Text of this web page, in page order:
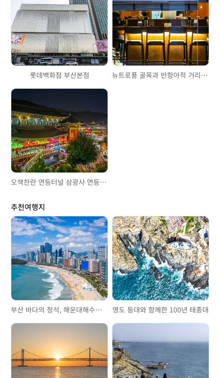
롯데백화점 부산본점 뉴트로풍 골목과 반항아적 거리 이야기
오색찬란 연등터널 삼광사 연등축제
추천여행지
부산 바다의 정석, 해운대해수욕장 영도 등대와 함께한 100년 태종대